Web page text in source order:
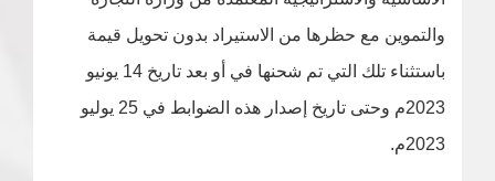
والتموين مع حظرها من الاستيراد بدون تحويل قيمة
باستثناء تلك التي تم شحنها في أو بعد تاريخ 14 يونيو
2023م وحتى تاريخ إصدار هذه الضوابط في 25 يوليو
2023م.